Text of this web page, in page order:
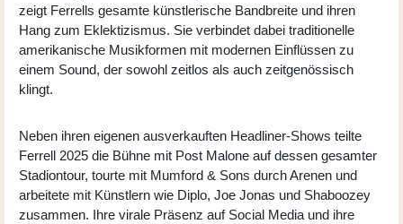
zeigt Ferrells gesamte künstlerische Bandbreite und ihren
Hang zum Eklektizismus. Sie verbindet dabei traditionelle
amerikanische Musikformen mit modernen Einflüssen zu
einem Sound, der sowohl zeitlos als auch zeitgenössisch
klingt.
Neben ihren eigenen ausverkauften Headliner-Shows teilte
Ferrell 2025 die Bühne mit Post Malone auf dessen gesamter
Stadiontour, tourte mit Mumford & Sons durch Arenen und
arbeitete mit Künstlern wie Diplo, Joe Jonas und Shaboozey
zusammen. Ihre virale Präsenz auf Social Media und ihre